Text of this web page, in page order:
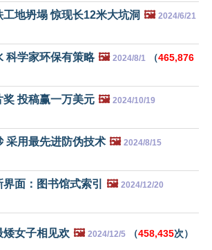
地坍塌 惊现长12米大坑洞 🖼️ 2024/6/21
科学家环保有策略 🖼️ 2024/8/1 （465,876
投稿赢一万美元 🖼️ 2024/10/19
采用最先进防伪技术 🖼️ 2024/8/15
面：图书馆式索引 🖼️ 2024/12/20
女子相见欢 🖼️ 2024/12/5 （458,435次）